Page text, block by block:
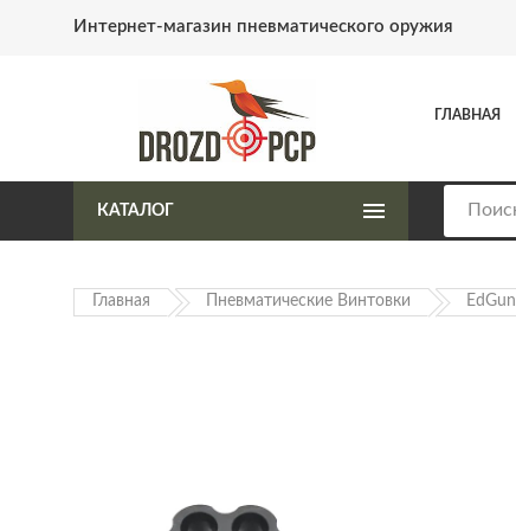
Интернет-магазин пневматического оружия
ГЛАВНАЯ
КАТАЛОГ
Главная Пневматические Винтовки EdGun